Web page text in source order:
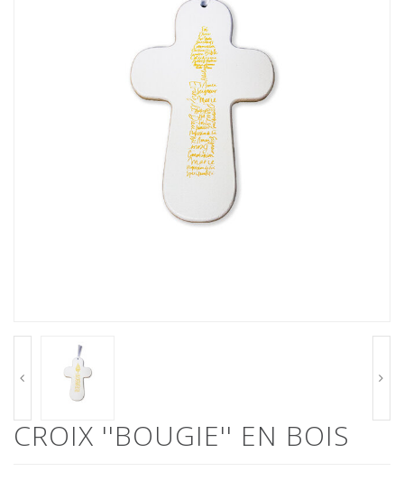
CROIX ''BOUGIE'' EN BOIS